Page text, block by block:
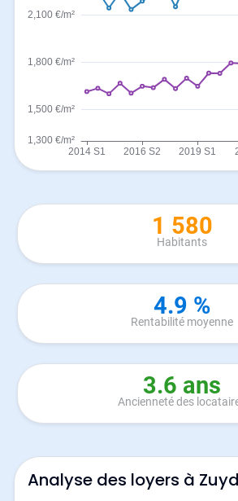
1 580
Habitants
4.9 %
Rentabilité moyenne
3.6 ans
Ancienneté des
Analyse des loyers à